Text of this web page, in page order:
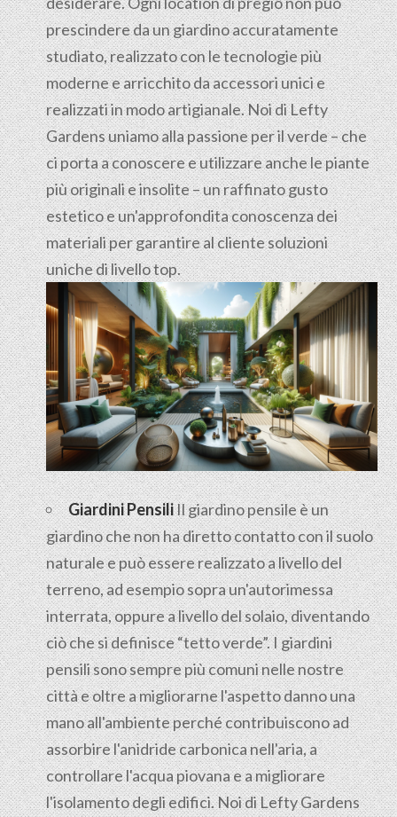
prescindere da un giardino accuratamente
studiato, realizzato con le tecnologie più
moderne e arricchito da accessori unici e
realizzati in modo artigianale. Noi di Lefty
Gardens uniamo alla passione per il verde – che
ci porta a conoscere e utilizzare anche le piante
più originali e insolite – un raffinato gusto
estetico e un'approfondita conoscenza dei
materiali per garantire al cliente soluzioni
uniche di livello top.
Giardini PensiliIlgiardino pensileè un
giardino che non ha diretto contatto con il suolo
naturale e può essere realizzato a livello del
terreno, ad esempio sopra un'autorimessa
interrata, oppure a livello del solaio, diventando
ciò che si definisce “tetto verde”. I giardini
pensili sono sempre più comuni nelle nostre
città e oltre a migliorarne l'aspetto danno una
mano all'ambiente perché contribuiscono ad
assorbire l'anidride carbonica nell'aria, a
controllare l'acqua piovana e a migliorare
l'isolamento degli edifici. Noi di Lefty Gardens